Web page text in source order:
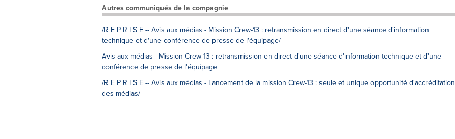
Autres communiqués de la compagnie
/R E P R I S E -- Avis aux médias - Mission Crew-13 : retransmission en direct d'une séance d'information
technique et d'une conférence de presse de l'équipage/
Avis aux médias - Mission Crew-13 : retransmission en direct d'une séance d'information technique et d'une
conférence de presse de l'équipage
/R E P R I S E -- Avis aux médias - Lancement de la mission Crew-13 : seule et unique opportunité d'accréditation
des médias/